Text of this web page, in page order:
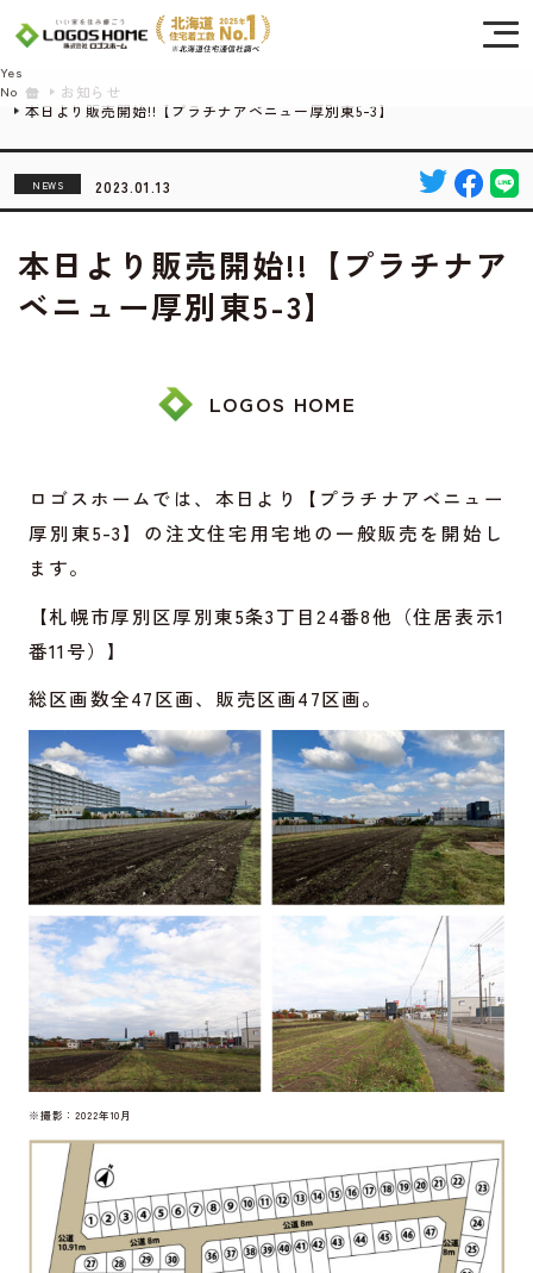
お知らせ
本日より販売開始!!【プラチナアベニュー厚別東5-3】
NEWS 2023.01.13
本日より販売開始!!【プラチナア
ベニュー厚別東5-3】
LOGOS HOME
ロゴスホームでは、本日より【プラチナアベニュー
厚別東5-3】の注文住宅用宅地の一般販売を開始し
ます。
【札幌市厚別区厚別東5条3丁目24番8他（住居表示1
番11号）】
総区画数全47区画、販売区画47区画。
※撮影：2022年10月
Cookie を使用して、お客様の活動を追跡してもよろしいですか? 当社ではお客様の
プライバシーを極めて重視しています。詳細について、およびご質問がある場合
は、当社のプライバシーポリシーをご覧ください。
Yes
No